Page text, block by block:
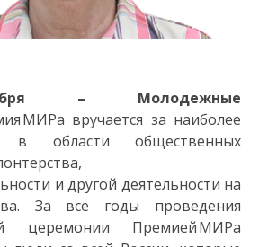
– Молодежные
МИРа вручается за наиболее
области общественных
и другой деятельности на
За все годы проведения
церемонии Премией МИРа